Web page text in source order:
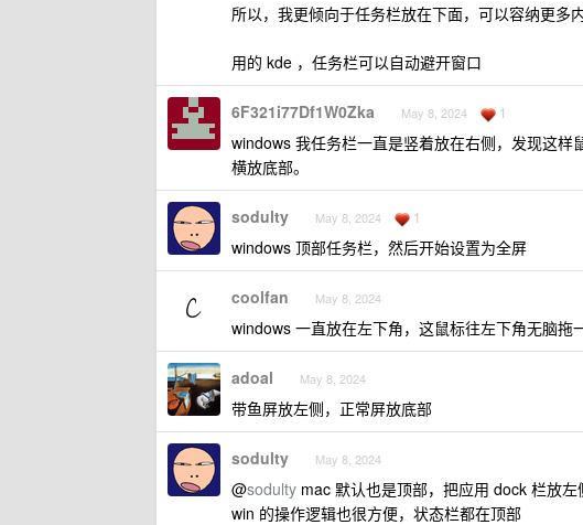
所以，我更倾向于任务栏放在下面，可以容纳更多
用的 kde ，任务栏可以自动避开窗口
6F321i77Df1W0Zka May 8, 2024 1
windows 我任务栏一直是竖着放在右侧，发现这
横放底部。
sodulty May 8, 2024 1
windows 顶部任务栏，然后开始设置为全屏
coolfan May 8, 2024
windows 一直放在左下角，这鼠标往左下角无脑拖
adoal May 8, 2024
带鱼屏放左侧，正常屏放底部
sodulty May 8, 2024
@sodulty mac 默认也是顶部，把应用 dock 栏放
win 的操作逻辑也很方便，状态栏都在顶部